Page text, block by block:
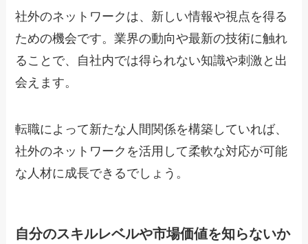
社外のネットワークは、新しい情報や視点を得る
ための機会です。業界の動向や最新の技術に触れ
ることで、自社内では得られない知識や刺激と出
会えます。
転職によって新たな人間関係を構築していれば、
社外のネットワークを活用して柔軟な対応が可能
な人材に成長できるでしょう。
自分のスキルレベルや市場価値を知らないか